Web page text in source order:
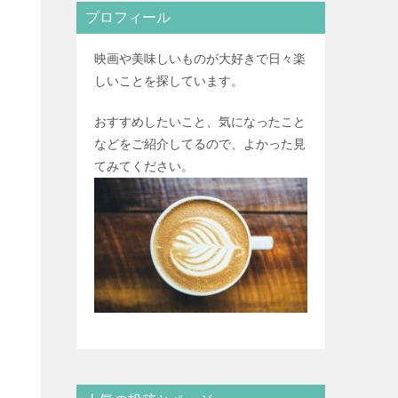
プロフィール
映画や美味しいものが大好きで日々楽
しいことを探しています。
おすすめしたいこと、気になったこと
などをご紹介してるので、よかった見
てみてください。